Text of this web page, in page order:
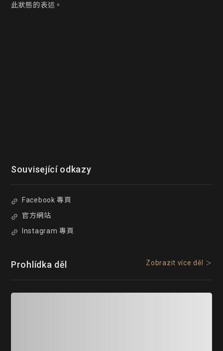
Související odkazy
Facebook 專頁
官方網站
Instagram 專頁
Prohlídka děl Zobrazit více děl